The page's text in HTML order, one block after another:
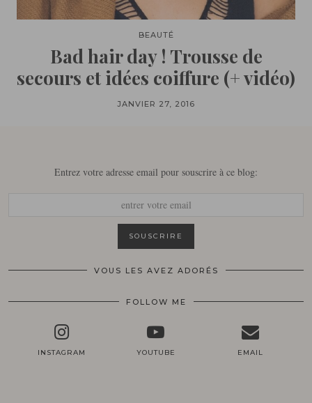
BEAUTÉ
Bad hair day ! Trousse de
secours et idées coiffure (+ vidéo)
JANVIER 27, 2016
Entrez votre adresse email pour souscrire à ce blog:
VOUS LES AVEZ ADORÉS
FOLLOW ME
INSTAGRAM YOUTUBE EMAIL